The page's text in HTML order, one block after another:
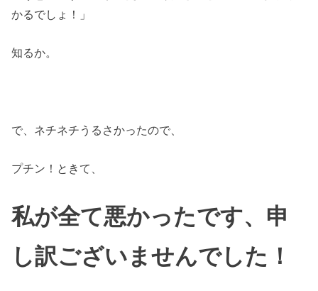
かるでしょ！」
知るか。
で、ネチネチうるさかったので、
プチン！ときて、
私が全て悪かったです、申
し訳ございませんでした！